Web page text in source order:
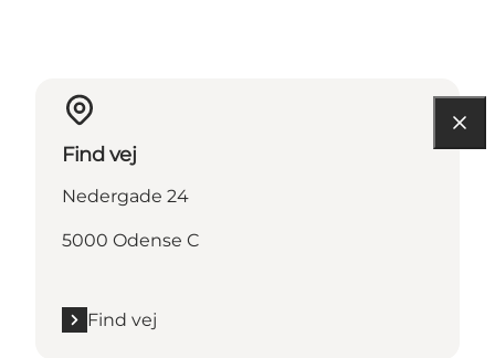
Find vej
Nedergade 24
5000 Odense C
Find vej